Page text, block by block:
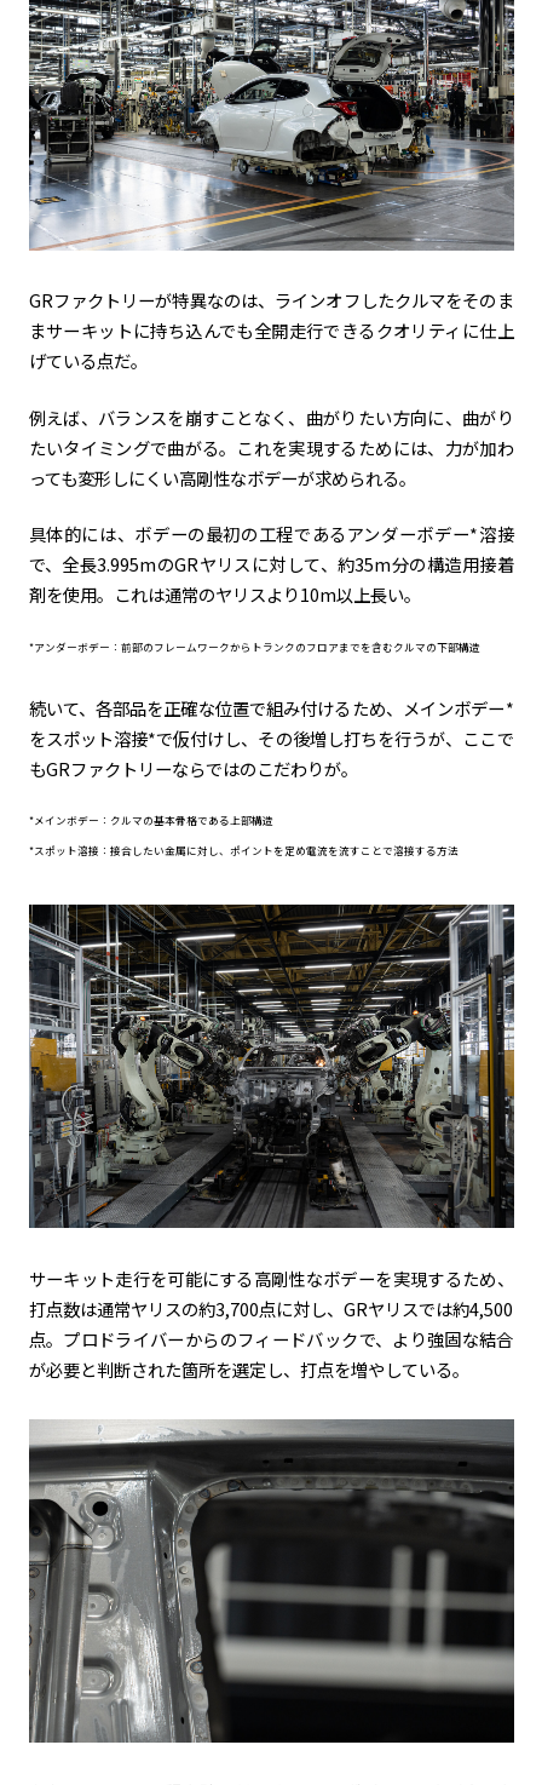
GRファクトリーが特異なのは、ラインオフしたクルマをそのま
まサーキットに持ち込んでも全開走行できるクオリティに仕上
げている点だ。
例えば、バランスを崩すことなく、曲がりたい方向に、曲がり
たいタイミングで曲がる。これを実現するためには、力が加わ
っても変形しにくい高剛性なボデーが求められる。
具体的には、ボデーの最初の工程であるアンダーボデー*溶接
で、全長3.995mのGRヤリスに対して、約35m分の構造用接着
剤を使用。これは通常のヤリスより10m以上長い。
*アンダーボデー：前部のフレームワークからトランクのフロアまでを含むクルマの下部構造
続いて、各部品を正確な位置で組み付けるため、メインボデー*
をスポット溶接*で仮付けし、その後増し打ちを行うが、ここで
もGRファクトリーならではのこだわりが。
*メインボデー：クルマの基本骨格である上部構造
*スポット溶接：接合したい金属に対し、ポイントを定め電流を流すことで溶接する方法
サーキット走行を可能にする高剛性なボデーを実現するため、
打点数は通常ヤリスの約3,700点に対し、GRヤリスでは約4,500
点。プロドライバーからのフィードバックで、より強固な結合
が必要と判断された箇所を選定し、打点を増やしている。